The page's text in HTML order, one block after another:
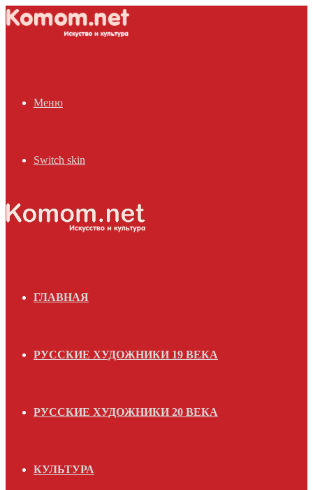
Меню
Switch skin
ГЛАВНАЯ
РУССКИЕ ХУДОЖНИКИ 19 ВЕКА
РУССКИЕ ХУДОЖНИКИ 20 ВЕКА
КУЛЬТУРА